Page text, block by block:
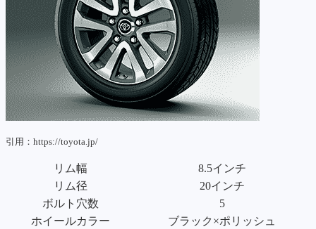
引用：https://toyota.jp/
リム幅
8.5インチ
リム径
20インチ
ボルト穴数
5
ホイールカラー
ブラック×ポリッシュ